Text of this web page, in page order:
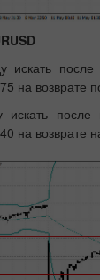
искать
на возврате
искать
на возврате